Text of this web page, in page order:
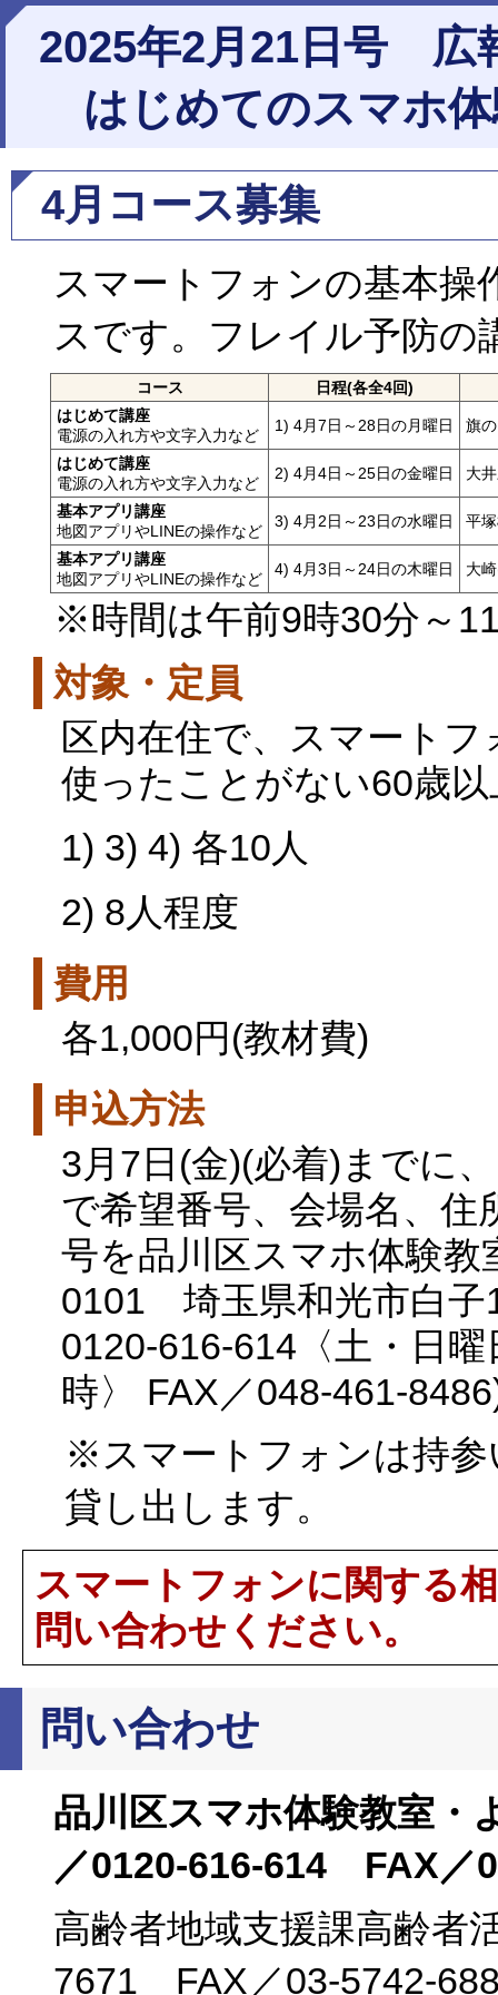
2025年2月21日号 広
はじめてのスマホ体
4月コース募集
スマートフォンの基本操
スです。フレイル予防の
コース
日程(各全4回)
はじめて講座
電源の入れ方や文字入力など
1) 4月7日～28日の月曜日 旗
はじめて講座
電源の入れ方や文字入力など
2) 4月4日～25日の金曜日 大
基本アプリ講座
地図アプリやLINEの操作など
3) 4月2日～23日の水曜日 平
基本アプリ講座
地図アプリやLINEの操作など
4) 4月3日～24日の木曜日 大
※時間は午前9時30分～
対象・定員
区内在住で、スマート
使ったことがない60歳
1) 3) 4) 各10人
2) 8人程度
費用
各1,000円(教材費)
申込方法
3月7日(金)(必着)までに、
で希望番号、会場名、住
号を品川区スマホ体験
0101 埼玉県和光市白
0120-616-614〈土・日
時〉 FAX／048-461-
※スマートフォンは持参
貸し出します。
スマートフォンに関する
問い合わせください。
問い合わせ
品川区スマホ体験教室・
／0120-616-614 FAX／
高齢者地域支援課高齢者
7671 FAX／03-5742-